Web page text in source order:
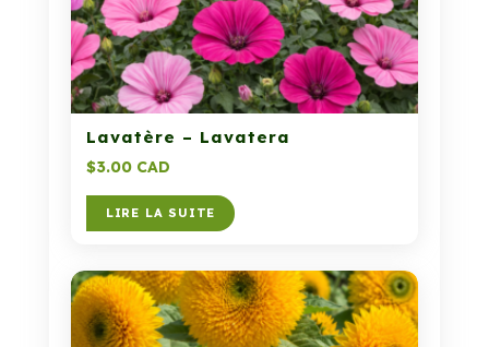
Lavatère – Lavatera
$3.00 CAD
LIRE LA SUITE